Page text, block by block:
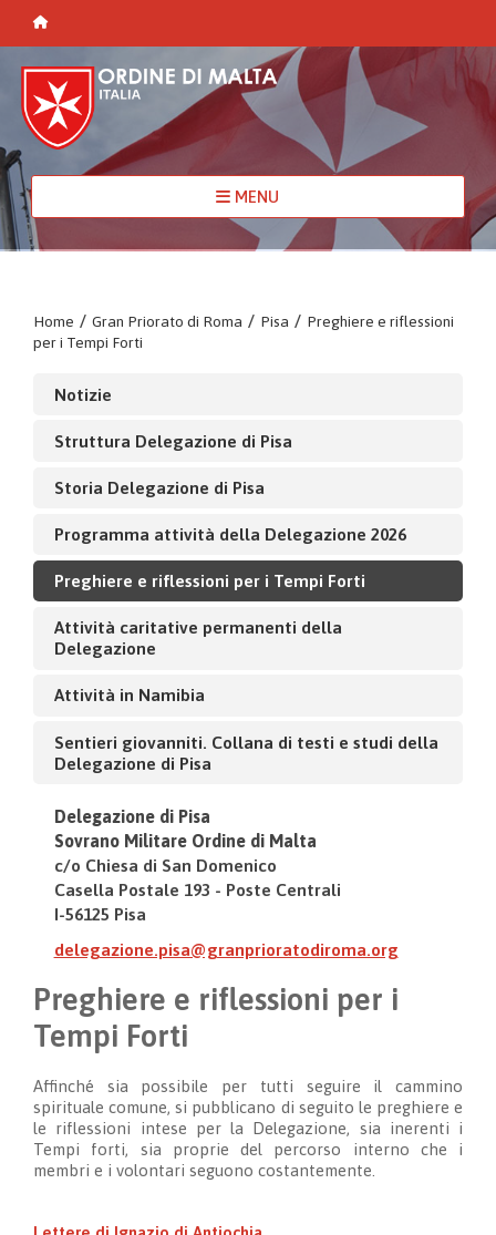
MENU
Home / Gran Priorato di Roma / Pisa / Preghiere e riflessioni
per i Tempi Forti
Notizie
Struttura Delegazione di Pisa
Storia Delegazione di Pisa
Programma attività della Delegazione 2026
Preghiere e riflessioni per i Tempi Forti
Attività caritative permanenti della
Delegazione
Attività in Namibia
Sentieri giovanniti. Collana di testi e studi della
Delegazione di Pisa
Delegazione di Pisa
Sovrano Militare Ordine di Malta
c/o Chiesa di San Domenico
Casella Postale 193 - Poste Centrali
I-56125 Pisa
delegazione.pisa@granprioratodiroma.org
Preghiere e riflessioni per i
Tempi Forti
Affinché sia possibile per tutti seguire il cammino
spirituale comune, si pubblicano di seguito le preghiere e
le riflessioni intese per la Delegazione, sia inerenti i
Tempi forti, sia proprie del percorso interno che i
membri e i volontari seguono costantemente.